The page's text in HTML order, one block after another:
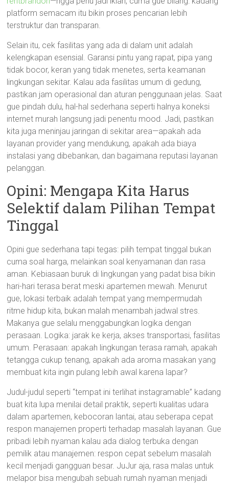
platform semacam itu bikin proses pencarian lebih
terstruktur dan transparan.
Selain itu, cek fasilitas yang ada di dalam unit adalah
kelengkapan esensial. Garansi pintu yang rapat, pipa yang
tidak bocor, keran yang tidak menetes, serta keamanan
lingkungan sekitar. Kalau ada fasilitas umum di gedung,
pastikan jam operasional dan aturan penggunaan jelas. Saat
gue pindah dulu, hal-hal sederhana seperti halnya koneksi
internet murah langsung jadi penentu mood. Jadi, pastikan
kita juga meninjau jaringan di sekitar area—apakah ada
layanan provider yang mendukung, apakah ada biaya
instalasi yang dibebankan, dan bagaimana reputasi layanan
pelanggan.
Opini: Mengapa Kita Harus
Selektif dalam Pilihan Tempat
Tinggal
Opini gue sederhana tapi tegas: pilih tempat tinggal bukan
cuma soal harga, melainkan soal kenyamanan dan rasa
aman. Kebiasaan buruk di lingkungan yang padat bisa bikin
hari-hari terasa berat meski apartemen mewah. Menurut
gue, lokasi terbaik adalah tempat yang mempermudah
ritme hidup kita, bukan malah menambah jadwal stres.
Makanya gue selalu menggabungkan logika dengan
perasaan. Logika: jarak ke kerja, akses transportasi, fasilitas
umum. Perasaan: apakah lingkungan terasa ramah, apakah
tetangga cukup tenang, apakah ada aroma masakan yang
membuat kita ingin pulang lebih awal karena lapar?
Judul-judul seperti “tempat ini terlihat instagramable” kadang
buat kita lupa menilai detail praktik, seperti kualitas udara
dalam apartemen, kebocoran lantai, atau seberapa cepat
respon manajemen properti terhadap masalah layanan. Gue
pribadi lebih nyaman kalau ada dialog terbuka dengan
pemilik atau manajemen: respon cepat sebelum masalah
kecil menjadi gangguan besar. JuJur aja, rasa malas untuk
melapor bisa mengubah sebuah rumah nyaman menjadi